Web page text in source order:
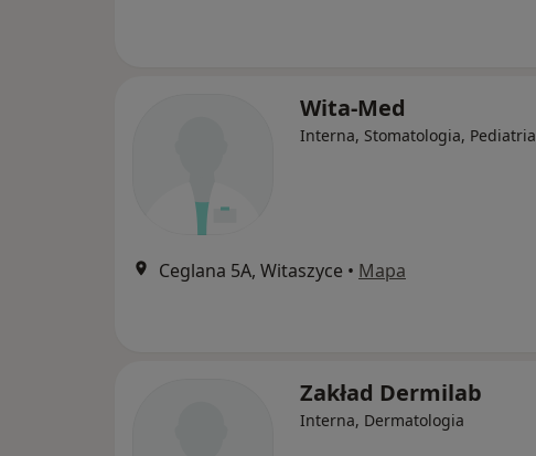
Wita-Med
Interna, Stomatologia, Pediatria
Ceglana 5A, Witaszyce • Mapa
Zakład Dermilab
Interna, Dermatologia